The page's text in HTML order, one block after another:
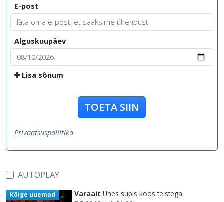
E-post
Alguskuupäev
Lisa sõnum
TOETA SIIN
Privaatsuspoliitika
AUTOPLAY
Kõige uuemad Varaait Ühes supis koos teistega